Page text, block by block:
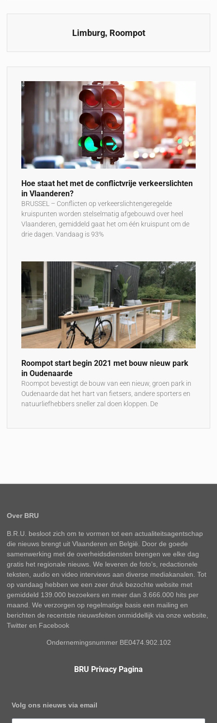
Limburg, Roompot
Hoe staat het met de conflictvrije verkeerslichten
in Vlaanderen?
BRUSSEL – Conflicten op verkeerslichtengeregelde
kruispunten worden stelselmatig afgebouwd over heel
Vlaanderen, gemiddeld gaat het om één kruispunt om de
drie dagen. Vandaag is 93%
Roompot start begin 2021 met bouw nieuw park
in Oudenaarde
Roompot bevestigt de bouw van een nieuw, groen park in
Oudenaarde dat het hart van fietsers, andere sporters en
natuurliefhebbers sneller zal doen kloppen. De
Over BRU
B.R.U. besloot zich om te vormen tot een actualiteitsagentschap
die nieuws brengt uit Vlaanderen en België. Door de goede
samenwerking met de overheidsdiensten brengen we elke dag
gratis het regionale nieuws. We leveren de foto’s, redactionele
teksten, audio en video interviews aan diverse mediakanalen. Tot
op vandaag hebben we een zeer druk bezochte website met
gemiddeld 139.000 bezoekers en meer dan 3.666.000 hits per
maand. We verzorgen op regelmatige basis een mailing en
berichten de recentste nieuwsfeiten onmiddellijk via onze website,
Twitter en Facebook
Ondernemingsnummer BE0474.902.102
BRU Privacy Pagina
Volg ons nieuws via email